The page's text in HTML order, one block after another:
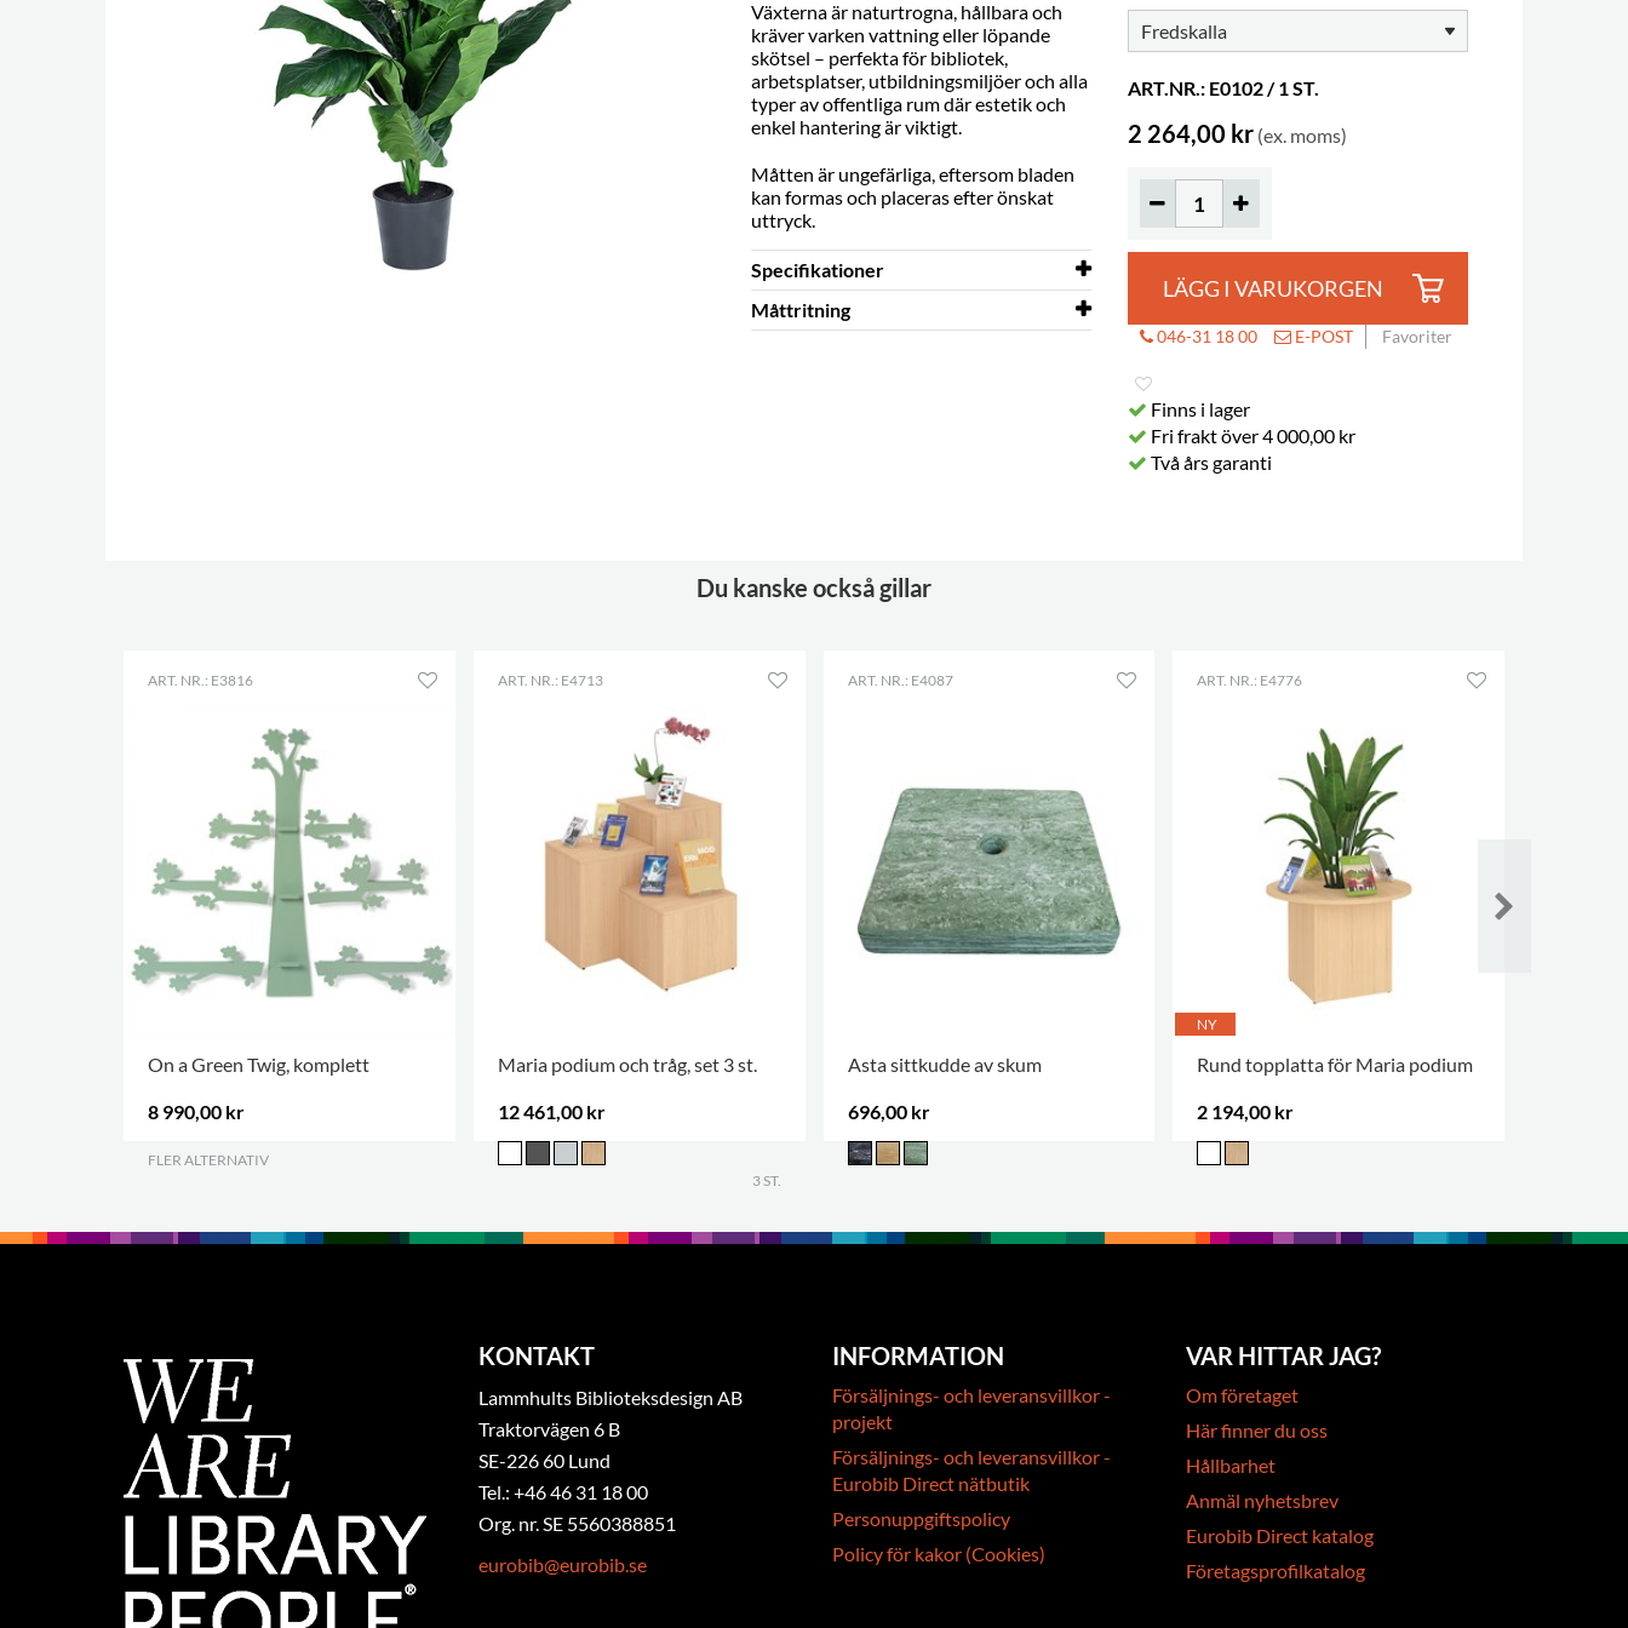
Växterna är naturtrogna, hållbara och
kräver varken vattning eller löpande
skötsel – perfekta för bibliotek,
arbetsplatser, utbildningsmiljöer och alla
typer av offentliga rum där estetik och
enkel hantering är viktigt.
Måtten är ungefärliga, eftersom bladen
kan formas och placeras efter önskat
uttryck.
Specifikationer
Höjd
1050 mm
Måttritning
ART.NR.: E0102 / 1 ST.
2 264,00 kr (ex. moms)
LÄGG I VARUKORGEN
046-31 18 00 E-POST Favoriter
Finns i lager
Fri frakt över 4 000,00 kr
Två års garanti
Du kanske också gillar
ART. NR.: E3816
On a Green Twig, komplett
8 990,00 kr
FLER ALTERNATIV
ART. NR.: E4713
Maria podium och tråg, set 3 st.
12 461,00 kr
3 ST.
ART. NR.: E4087
Asta sittkudde av skum
696,00 kr
ART. NR.: E4776
NY
Rund topplatta för Maria podium
2 194,00 kr
KONTAKT
Lammhults Biblioteksdesign AB
Traktorvägen 6 B
SE-226 60 Lund
Tel.: +46 46 31 18 00
Org. nr. SE 5560388851
eurobib@eurobib.se
INFORMATION
Försäljnings- och leveransvillkor -
projekt
Försäljnings- och leveransvillkor -
Eurobib Direct nätbutik
Personuppgiftspolicy
Policy för kakor (Cookies)
VAR HITTAR JAG?
Om företaget
Här finner du oss
Hållbarhet
Anmäl nyhetsbrev
Eurobib Direct katalog
Företagsprofilkatalog